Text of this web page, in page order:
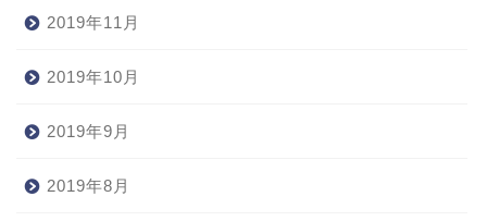
2019年11月
2019年10月
2019年9月
2019年8月